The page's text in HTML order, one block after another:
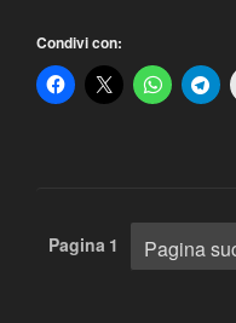
Condivi con:
Paginazione
Pagina 1 Pagina